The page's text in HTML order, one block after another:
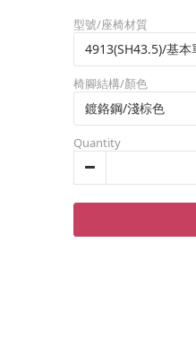
型號/座椅材質
椅腳結構/顏色
Quantity